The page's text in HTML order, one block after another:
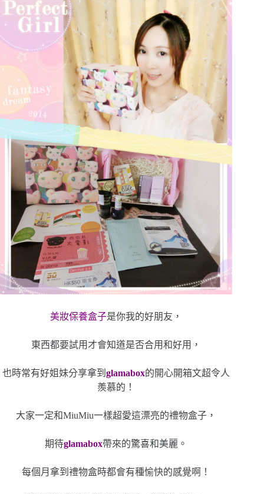
美妝保養盒子是你我的好朋友，
東西都要試用才會知道是否合用和好用，
也時常有好姐妹分享拿到glamabox的開心開箱文超令人
羨慕的！
大家一定和MiuMiu一樣超愛這漂亮的禮物盒子，
期待glamabox帶來的驚喜和美麗。
每個月拿到禮物盒時都會有種愉快的感覺啊！